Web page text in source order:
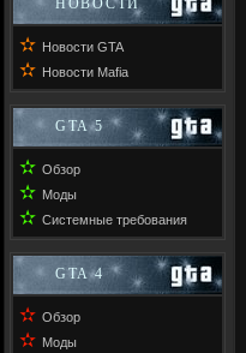
НОВОСТИ
✫ Новости GTA
✫ Новости Mafia
GTA 5
✫ Обзор
✫ Моды
✫ Системные требования
GTA 4
✫ Обзор
✫ Моды